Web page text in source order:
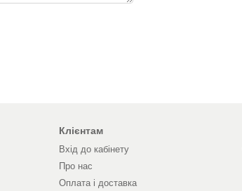
Клієнтам
Вхід до кабінету
Про нас
Оплата і доставка